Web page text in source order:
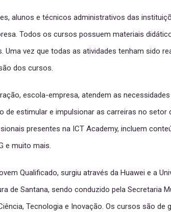
alunos e técnicos administrativos das
Todos os cursos possuem materiais
Uma vez que todas as atividades tenham sido
dos cursos.
escola-empresa, atendem as
de estimular e impulsionar as carreiras no
presentes na ICT Academy, incluem
e muito mais.
Qualificado, surgiu através da Huawei e a
de Santana, sendo conduzido pela Secretaria
Tecnologia e Inovação. Os cursos são de